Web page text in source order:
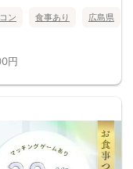
ン 食事あり 広島県
円